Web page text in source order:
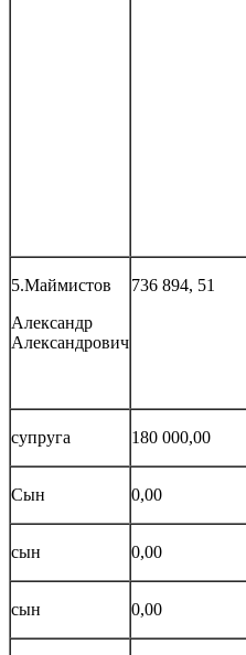
5.Маймистов
Александр
Александрович
736 894, 51
супруга 180 000,00
Сын 0,00
сын 0,00
сын 0,00